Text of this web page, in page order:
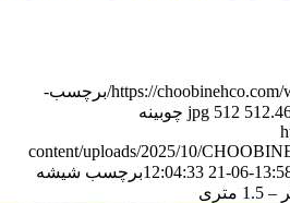
https://choobinehco.com/wp-content/uploads/2024/01/برچسب-
چوبینه
content/uploads/2025/10/
برچسب شیشه